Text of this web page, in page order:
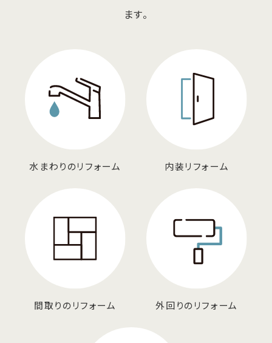
ます。
水まわりのリフォーム 内装リフォーム
間取りのリフォーム 外回りのリフォーム